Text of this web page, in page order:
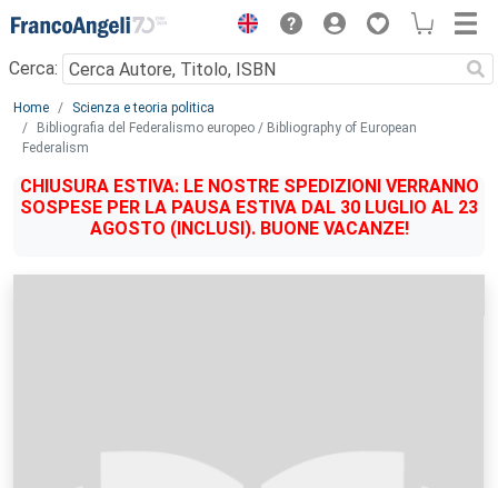
Menu
Cerca:
Main content
Home
Scienza e teoria politica
Bibliografia del Federalismo europeo / Bibliography of European
Federalism
CHIUSURA ESTIVA: LE NOSTRE SPEDIZIONI VERRANNO
SOSPESE PER LA PAUSA ESTIVA DAL 30 LUGLIO AL 23
AGOSTO (INCLUSI). BUONE VACANZE!